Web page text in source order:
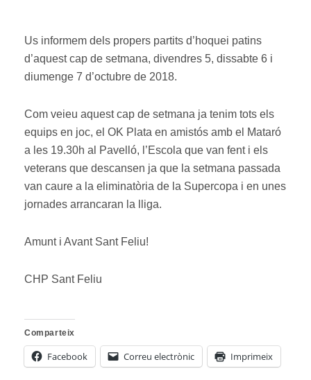
Us informem dels propers partits d’hoquei patins
d’aquest cap de setmana, divendres 5, dissabte 6 i
diumenge 7 d’octubre de 2018.
Com veieu aquest cap de setmana ja tenim tots els
equips en joc, el OK Plata en amistós amb el Mataró
a les 19.30h al Pavelló, l’Escola que van fent i els
veterans que descansen ja que la setmana passada
van caure a la eliminatòria de la Supercopa i en unes
jornades arrancaran la lliga.
Amunt i Avant Sant Feliu!
CHP Sant Feliu
Comparteix
Facebook Correu electrònic Imprimeix